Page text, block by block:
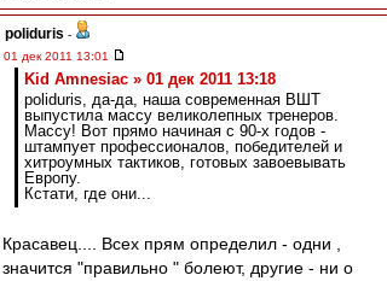
poliduris -
01 дек 2011 13:01
Kid Amnesiac » 01 дек 2011 13:18
poliduris, да-да, наша современная ВШТ
выпустила массу великолепных тренеров.
Массу! Вот прямо начиная с 90-х годов -
штампует профессионалов, победителей и
хитроумных тактиков, готовых завоевывать
Европу.
Кстати, где они...
Красавец.... Всех прям определил - одни ,
значится "правильно " болеют, другие - ни о